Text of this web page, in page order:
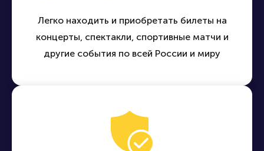
Легко находить и приобретать билеты на
концерты, спектакли, спортивные матчи и
другие события по всей России и миру